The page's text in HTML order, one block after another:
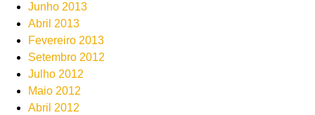
Junho 2013
Abril 2013
Fevereiro 2013
Setembro 2012
Julho 2012
Maio 2012
Abril 2012